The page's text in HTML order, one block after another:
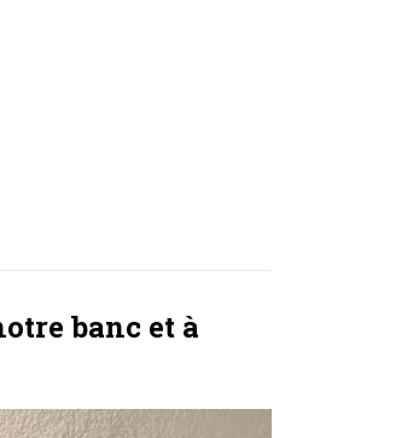
banc et à